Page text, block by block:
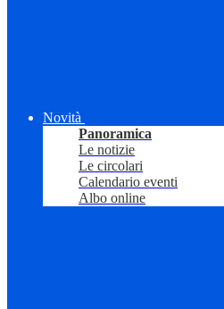
Novità
Panoramica
Le notizie
Le circolari
Calendario eventi
Albo online